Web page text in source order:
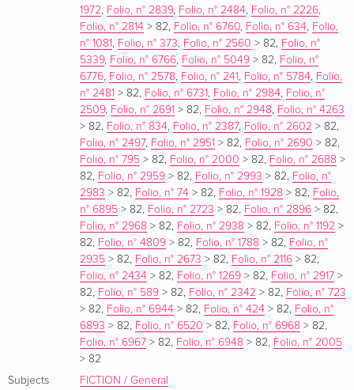
1972, Folio, n° 2839, Folio, n° 2484, Folio, n° 2226,
Folio, n° 2814 > 82, Folio, n° 6760, Folio, n° 634, Folio,
n° 1081, Folio, n° 373, Folio, n° 2560 > 82, Folio, n°
5339, Folio, n° 6766, Folio, n° 5049 > 82, Folio, n°
6776, Folio, n° 2578, Folio, n° 241, Folio, n° 5784, Folio,
n° 2481 > 82, Folio, n° 6731, Folio, n° 2984, Folio, n°
2509, Folio, n° 2691 > 82, Folio, n° 2948, Folio, n° 4263
> 82, Folio, n° 834, Folio, n° 2387, Folio, n° 2602 > 82,
Folio, n° 2497, Folio, n° 2951 > 82, Folio, n° 2690 > 82,
Folio, n° 795 > 82, Folio, n° 2000 > 82, Folio, n° 2688 >
82, Folio, n° 2959 > 82, Folio, n° 2993 > 82, Folio, n°
2983 > 82, Folio, n° 74 > 82, Folio, n° 1928 > 82, Folio,
n° 6895 > 82, Folio, n° 2723 > 82, Folio, n° 2896 > 82,
Folio, n° 2968 > 82, Folio, n° 2938 > 82, Folio, n° 1192 >
82, Folio, n° 4809 > 82, Folio, n° 1788 > 82, Folio, n°
2935 > 82, Folio, n° 2673 > 82, Folio, n° 2116 > 82,
Folio, n° 2434 > 82, Folio, n° 1269 > 82, Folio, n° 2917 >
82, Folio, n° 589 > 82, Folio, n° 2342 > 82, Folio, n° 723
> 82, Folio, n° 6944 > 82, Folio, n° 424 > 82, Folio, n°
6893 > 82, Folio, n° 6520 > 82, Folio, n° 6968 > 82,
Folio, n° 6967 > 82, Folio, n° 6948 > 82, Folio, n° 2005
> 82
Subjects
FICTION / General